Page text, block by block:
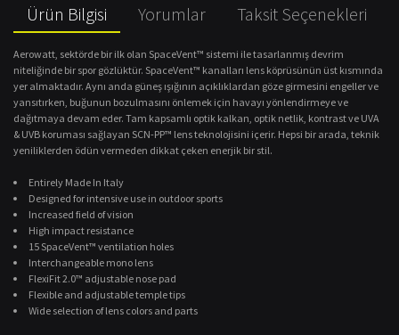
Ürün Bilgisi Yorumlar Taksit Seçenekleri
Aerowatt, sektörde bir ilk olan SpaceVent™ sistemi ile tasarlanmış devrim
niteliğinde bir spor gözlüktür. SpaceVent™ kanalları lens köprüsünün üst kısmında
yer almaktadır. Aynı anda güneş ışığının açıklıklardan göze girmesini engeller ve
yansıtırken, buğunun bozulmasını önlemek için havayı yönlendirmeye ve
dağıtmaya devam eder. Tam kapsamlı optik kalkan, optik netlik, kontrast ve UVA
& UVB koruması sağlayan SCN-PP™ lens teknolojisini içerir. Hepsi bir arada, teknik
yeniliklerden ödün vermeden dikkat çeken enerjik bir stil.
Entirely Made In Italy
Designed for intensive use in outdoor sports
Increased field of vision
High impact resistance
15 SpaceVent™ ventilation holes
Interchangeable mono lens
FlexiFit 2.0™ adjustable nose pad
Flexible and adjustable temple tips
Wide selection of lens colors and parts